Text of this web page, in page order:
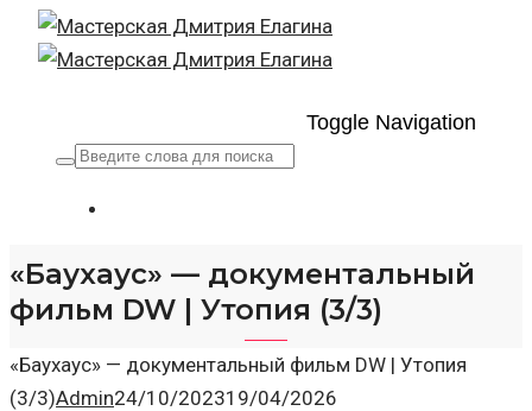
Toggle Navigation
«Баухаус» — документальный
фильм DW | Утопия (3/3)
«Баухаус» — документальный фильм DW | Утопия
(3/3)Admin24/10/202319/04/2026